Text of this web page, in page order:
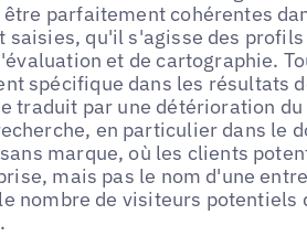
parfaitement cohérentes
qu'il s'agisse des
et de cartographie.
spécifique dans les résultats
traduit par une détérioration du
en particulier dans le
marque, où les clients
mais pas le nom d'une
nombre de visiteurs potentiels